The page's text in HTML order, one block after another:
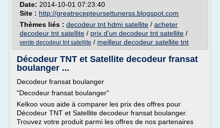
Date: 2014-10-01 07:23:40
Site : http://greatrecepteursettunerss.blogspot.com
Thèmes liés : decodeur tnt hdmi satellite / acheter
decodeur tnt satellite / prix d'un decodeur tnt satellite /
vente decodeur tnt satellite / meilleur decodeur satellite tnt
Décodeur TNT et Satellite decodeur fransat
boulanger ...
Decodeur fransat boulanger
"Decodeur fransat boulanger"
Kelkoo vous aide à comparer les prix des offres pour
Décodeur TNT et Satellite decodeur fransat boulanger.
Trouvez votre produit parmi les offres de nos partenaires